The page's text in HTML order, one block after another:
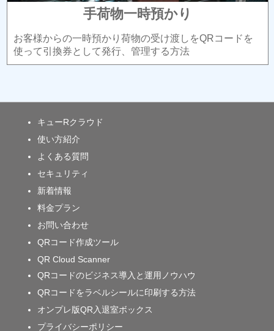
手荷物一時預かり
お客様からの一時預かり荷物の受け渡しをQRコードを
使って引換券として発行、管理する方法
キューRクラウド
使い方紹介
よくある質問
セキュリティ
新着情報
料金プラン
お問い合わせ
QRコード作成ツール
QR Cloud Scanner
QRコードのビジネス導入と運用ノウハウ
QRコードをラベルシールに印刷する方法
オンプレ版QR入退室ボックス
プライバシーポリシー